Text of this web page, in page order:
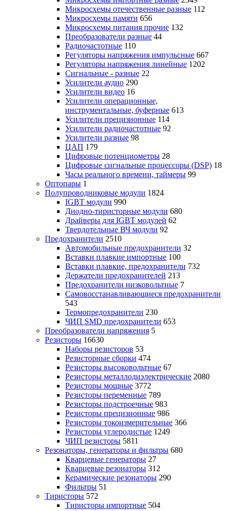
Микросхемы отечественные разные 112
Микросхемы памяти 656
Микросхемы питания прочие 132
Преобразователи разные 44
Радиочастотные 110
Регуляторы напряжения импульсные 667
Регуляторы напряжения линейные 1202
Сигнальные - разные 22
Усилители аудио 290
Усилители видео 16
Усилители операционные,
инструментальные, буферные 613
Усилители прецизионные 114
Усилители радиочастотные 92
Усилители разные 98
ЦАП 179
Цифровые потенциометры 28
Цифровые сигнальные процессоры (DSP) 18
Часы реального времени, таймеры 99
Оптопары 1
Полупроводниковые модули 1824
IGBT модули 990
Диодно-тиристорные модули 680
Драйверы для IGBT модулей 62
Твердотельные ВЧ модули 92
Предохранители 2510
Автомобильные предохранители 32
Вставки плавкие импортные 100
Вставки плавкие, предохранители 732
Держатели предохранителей 213
Предохранители низковольтные 7
Самовосстанавливающиеся предохранители
543
Термопредохранители 230
ЧИП SMD предохранители 653
Преобразователи напряжения 5
Резисторы 16630
Наборы резисторов 53
Резисторные сборки 474
Резисторы высоковольтные 67
Резисторы металлодиэлектрические 2080
Резисторы мощные 3772
Резисторы переменные 789
Резисторы подстроечные 983
Резисторы прецизионные 986
Резисторы токоизмерительные 366
Резисторы углеродистые 1249
ЧИП резисторы 5811
Резонаторы, генераторы и фильтры 680
Кварцевые генераторы 27
Кварцевые резонаторы 312
Керамические резонаторы 290
Фильтры 51
Тиристоры 572
Тиристоры импортные 504